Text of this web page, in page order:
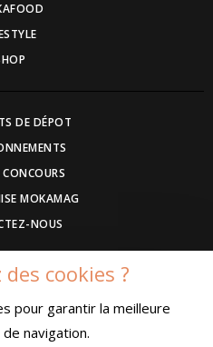
DE DÉPOT
CONCOURS
MOKAMAG
NOUS
ANNONCEUR
UN EVENEMENT
DE VENTE
cookies ?
pour garantir la meilleure
navigation.